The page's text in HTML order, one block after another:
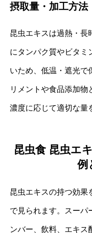
摂取量・加工方法
昆虫エキスは過熱・長
にタンパク質やビタミ
いため、低温・遮光で
リメントや食品添加物
濃度に応じて適切な量
昆虫食 昆虫エ
例
昆虫エキスの持つ効果
で見られます。スーパ
ンバー、飲料、エキス